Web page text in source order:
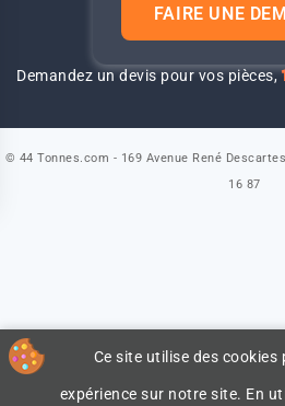
FAIRE UNE
Demandez un devis pour vos pièces,
Ce site utilise des
expérience sur notre site. En
© 44 Tonnes.com - 169 Avenue René
16 87